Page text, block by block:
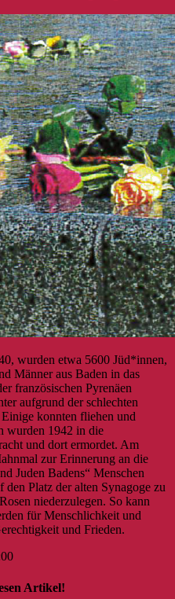
wurden etwa 5600 Jüd*innen,
Männer aus Baden in das
französischen Pyrenäen
aufgrund der schlechten
konnten fliehen und
wurden 1942 in die
und dort ermordet. Am
zur Erinnerung an die
Juden Badens“ Menschen
Platz der alten Synagoge zu
niederzulegen. So kann
für Menschlichkeit und
und Frieden.
Artikel!